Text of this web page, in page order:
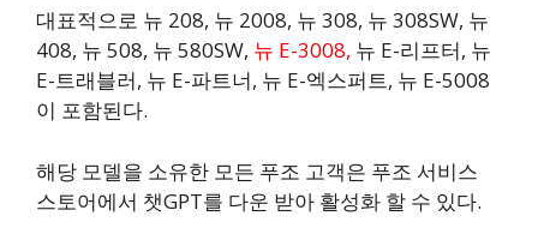
대표적으로 뉴 208, 뉴 2008, 뉴 308, 뉴 308SW, 뉴
408, 뉴 508, 뉴 580SW, 뉴 E-3008, 뉴 E-리프터, 뉴
E-트래블러, 뉴 E-파트너, 뉴 E-엑스퍼트, 뉴 E-5008
이 포함된다.
해당 모델을 소유한 모든 푸조 고객은 푸조 서비스
스토어에서 챗GPT를 다운 받아 활성화 할 수 있다.